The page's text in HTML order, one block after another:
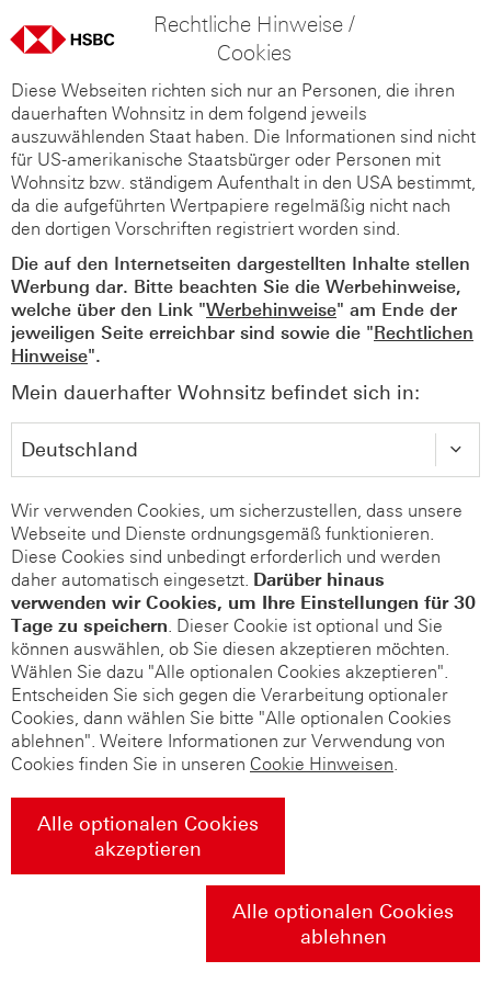
Rechtliche Hinweise /
Cookies
Diese Webseiten richten sich nur an Personen, die ihren
dauerhaften Wohnsitz in dem folgend jeweils
auszuwählenden Staat haben. Die Informationen sind nicht
für US-amerikanische Staatsbürger oder Personen mit
Wohnsitz bzw. ständigem Aufenthalt in den USA bestimmt,
da die aufgeführten Wertpapiere regelmäßig nicht nach
den dortigen Vorschriften registriert worden sind.
Die auf den Internetseiten dargestellten Inhalte stellen
Werbung dar. Bitte beachten Sie die Werbehinweise,
welche über den Link "Werbehinweise" am Ende der
jeweiligen Seite erreichbar sind sowie die "Rechtlichen
Hinweise".
Mein dauerhafter Wohnsitz befindet sich in:
Wir verwenden Cookies, um sicherzustellen, dass unsere
Webseite und Dienste ordnungsgemäß funktionieren.
Diese Cookies sind unbedingt erforderlich und werden
daher automatisch eingesetzt. Darüber hinaus
verwenden wir Cookies, um Ihre Einstellungen für 30
Tage zu speichern. Dieser Cookie ist optional und Sie
können auswählen, ob Sie diesen akzeptieren möchten.
Wählen Sie dazu "Alle optionalen Cookies akzeptieren".
Entscheiden Sie sich gegen die Verarbeitung optionaler
Cookies, dann wählen Sie bitte "Alle optionalen Cookies
ablehnen". Weitere Informationen zur Verwendung von
Cookies finden Sie in unseren Cookie Hinweisen.
Alle optionalen Cookies
akzeptieren
Alle optionalen Cookies
ablehnen